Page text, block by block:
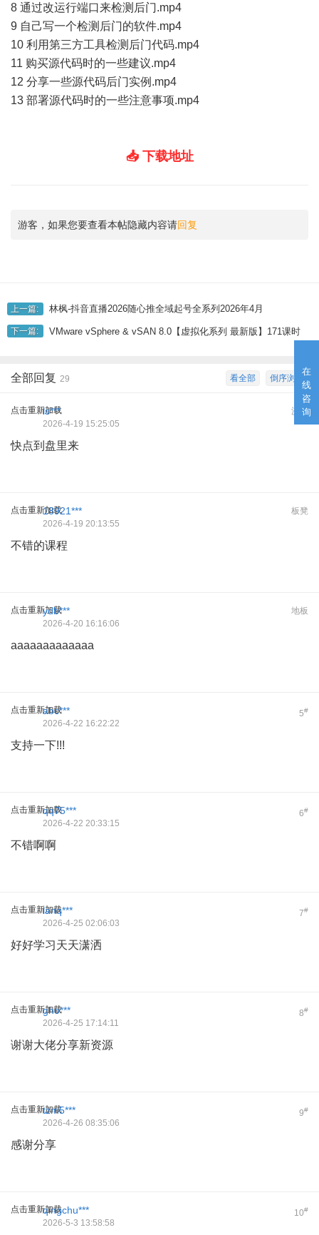
在
线
咨
询
8 通过改运行端口来检测后门.mp4
9 自己写一个检测后门的软件.mp4
10 利用第三方工具检测后门代码.mp4
11 购买源代码时的一些建议.mp4
12 分享一些源代码后门实例.mp4
13 部署源代码时的一些注意事项.mp4
📥 下载地址
游客，如果您要查看本帖隐藏内容请回复
上一篇: 林枫-抖音直播2026随心推全域起号全系列2026年4月
下一篇: VMware vSphere & vSAN 8.0【虚拟化系列 最新版】171课时
倒序浏览
看全部
全部回复 29
点击重新加载 沙发
ls***
2026-4-19 15:25:05
快点到盘里来
点击重新加载 板凳
18921***
2026-4-19 20:13:55
不错的课程
点击重新加载 地板
ydb***
2026-4-20 16:16:06
aaaaaaaaaaaaa
点击重新加载 5#
abc***
2026-4-22 16:22:22
支持一下!!!
点击重新加载 6#
qq75***
2026-4-22 20:33:15
不错啊啊
点击重新加载 7#
lanq***
2026-4-25 02:06:03
好好学习天天潇洒
点击重新加载 8#
gho***
2026-4-25 17:14:11
谢谢大佬分享新资源
点击重新加载 9#
tzm5***
2026-4-26 08:35:06
感谢分享
点击重新加载 10#
qingchu***
2026-5-3 13:58:58